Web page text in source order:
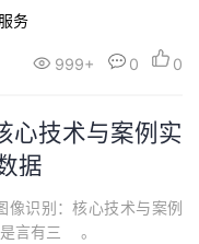
务
999+ 0 0
心技术与案例实
数据
像识别：核心技术与案例
言有三 。